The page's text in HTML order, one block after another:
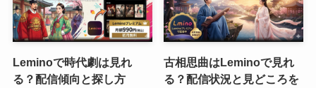
Leminoで時代劇は見れ
る？配信傾向と探し方
古相思曲はLeminoで見れ
る？配信状況と見どころを